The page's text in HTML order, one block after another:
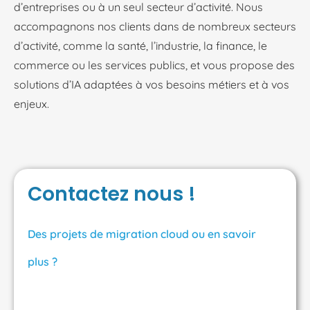
d’entreprises ou à un seul secteur d’activité. Nous
accompagnons nos clients dans de nombreux secteurs
d’activité, comme la santé, l’industrie, la finance, le
commerce ou les services publics, et vous propose des
solutions d’IA adaptées à vos besoins métiers et à vos
enjeux.
Contactez nous !
Des projets de migration cloud ou en savoir
plus ?